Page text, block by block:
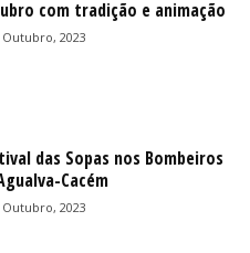
com tradição e animação
2023
das Sopas nos Bombeiros
Cacém
2023